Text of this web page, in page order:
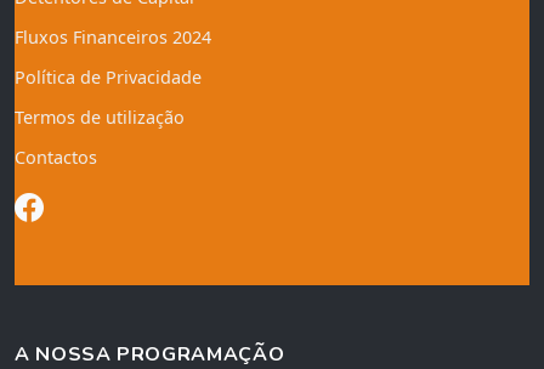
Fluxos Financeiros 2024
Política de Privacidade
Termos de utilização
Contactos
A NOSSA PROGRAMAÇÃO